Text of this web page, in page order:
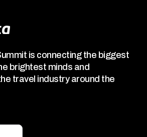
is connecting the biggest
brightest minds and
travel industry around the